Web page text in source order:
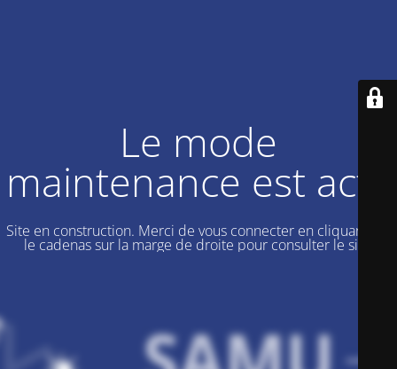
Le mode
maintenance est actif
Site en construction. Merci de vous connecter en cliquant sur
le cadenas sur la marge de droite pour consulter le site.